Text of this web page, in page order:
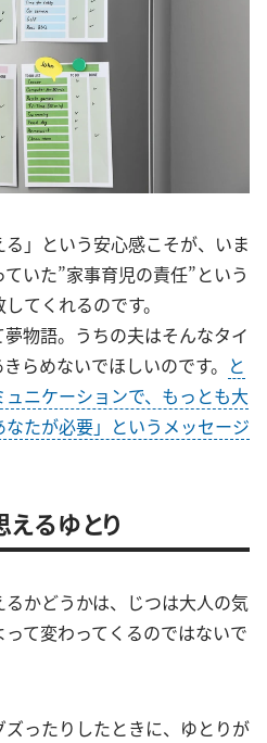
る」という安心感こそが、いま
いた”家事育児の責任”という
てくれるのです。
夢物語。うちの夫はそんなタイ
らめないでほしいのです。 と
ニケーションで、もっとも大
たが必要」というメッセージ
るゆとり
かどうかは、じつは大人の気
て変わってくるのではないで
ったりしたときに、ゆとりが